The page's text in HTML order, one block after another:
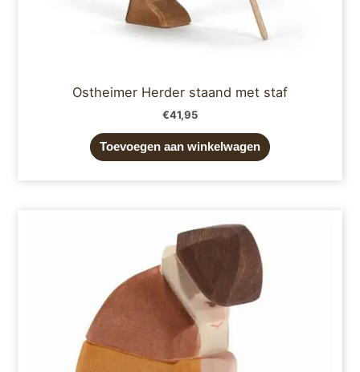
Ostheimer Herder staand met staf
€41,95
Toevoegen aan winkelwagen